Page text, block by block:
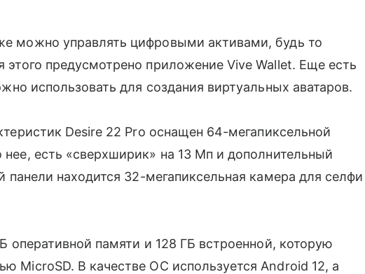
можно управлять цифровыми активами, будь то
предусмотрено приложение Vive Wallet. Еще есть
использовать для создания виртуальных аватаров.
Desire 22 Pro оснащен 64-мегапиксельной
есть «сверхширик» на 13 Мп и дополнительный
панели находится 32-мегапиксельная камера для селфи
оперативной памяти и 128 ГБ встроенной, которую
MicroSD. В качестве ОС используется Android 12, а